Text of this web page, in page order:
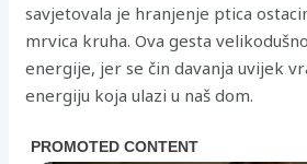
savjetovala je hranjenje ptica
mrvica kruha. Ova gesta
energije, jer se čin davanja uvijek
energiju koja ulazi u naš dom.